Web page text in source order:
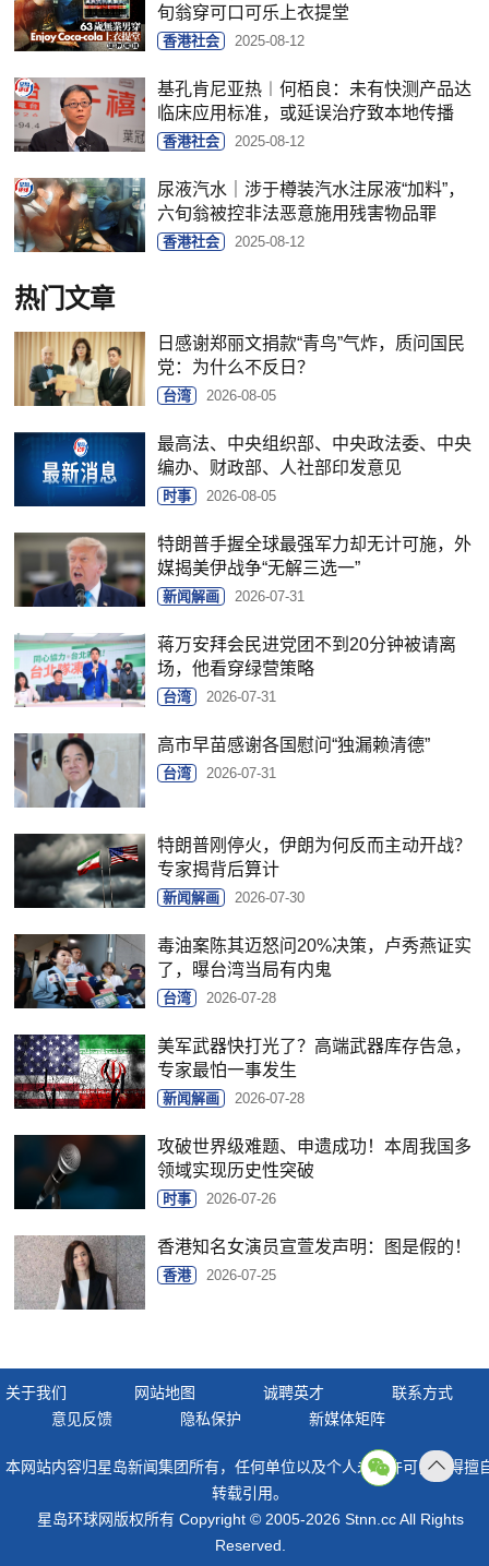
旬翁穿可口可乐上衣提堂
香港社会 2025-08-12
基孔肯尼亚热︱何栢良：未有快测产品达
临床应用标准，或延误治疗致本地传播
香港社会 2025-08-12
尿液汽水｜涉于樽装汽水注尿液“加料”，
六旬翁被控非法恶意施用残害物品罪
香港社会 2025-08-12
热门文章
日感谢郑丽文捐款“青鸟”气炸，质问国民
党：为什么不反日？
台湾 2026-08-05
最高法、中央组织部、中央政法委、中央
编办、财政部、人社部印发意见
时事 2026-08-05
特朗普手握全球最强军力却无计可施，外
媒揭美伊战争“无解三选一”
新闻解画 2026-07-31
蒋万安拜会民进党团不到20分钟被请离
场，他看穿绿营策略
台湾 2026-07-31
高市早苗感谢各国慰问“独漏赖清德”
台湾 2026-07-31
特朗普刚停火，伊朗为何反而主动开战？
专家揭背后算计
新闻解画 2026-07-30
毒油案陈其迈怒问20%决策，卢秀燕证实
了，曝台湾当局有内鬼
台湾 2026-07-28
美军武器快打光了？高端武器库存告急，
专家最怕一事发生
新闻解画 2026-07-28
攻破世界级难题、申遗成功！本周我国多
领域实现历史性突破
时事 2026-07-26
香港知名女演员宣萱发声明：图是假的！
香港 2026-07-25
关于我们 网站地图 诚聘英才
联系方式
意见反馈
隐私保护 新媒体矩阵
本网站内容归星岛新闻集团所有，任何单位以及个人未经许可，不得擅
转载引用。
星岛环球网版权所有 Copyright © 2005-2026 Stnn.cc All Rights
Reserved.
顶部